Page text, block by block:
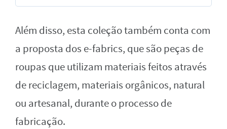
Além disso, esta coleção também conta com
a proposta dos e-fabrics, que são peças de
roupas que utilizam materiais feitos através
de reciclagem, materiais orgânicos, natural
ou artesanal, durante o processo de
fabricação.